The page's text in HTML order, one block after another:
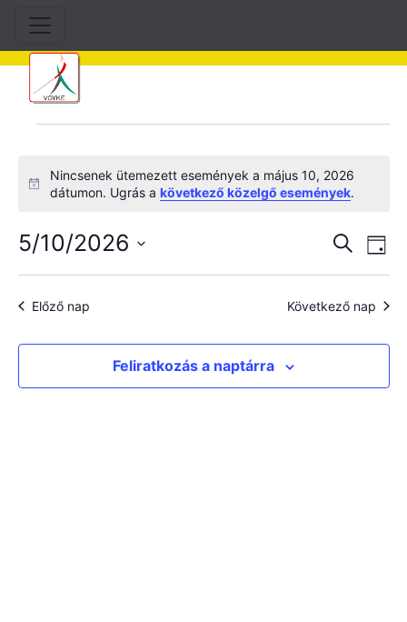
május
Notice
Nincsenek ütemezett események a május 10, 2026
dátumon. Ugrás akövetkező közelgő események.
és
nézet
Keresett
Nap
5/10/2026
Dátum
Előző nap Következő nap
Feliratkozás a naptárra